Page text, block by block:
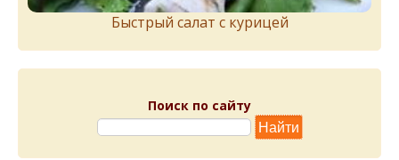
Быстрый салат с курицей
Поиск по сайту